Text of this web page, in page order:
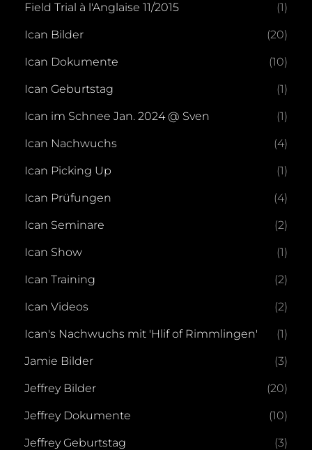
Field Trial à l'Anglaise 11/2015 (1)
Ican Bilder (20)
Ican Dokumente (10)
Ican Geburtstag (1)
Ican im Schnee Jan. 2024 @ Sven (1)
Ican Nachwuchs (4)
Ican Picking Up (1)
Ican Prüfungen (4)
Ican Seminare (2)
Ican Show (1)
Ican Training (2)
Ican Videos (2)
Ican's Nachwuchs mit 'Hlif of Rimmlingen' (1)
Jamie Bilder (3)
Jeffrey Bilder (20)
Jeffrey Dokumente (10)
Jeffrey Geburtstag (3)